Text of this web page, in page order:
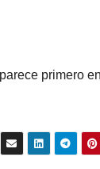
primero en